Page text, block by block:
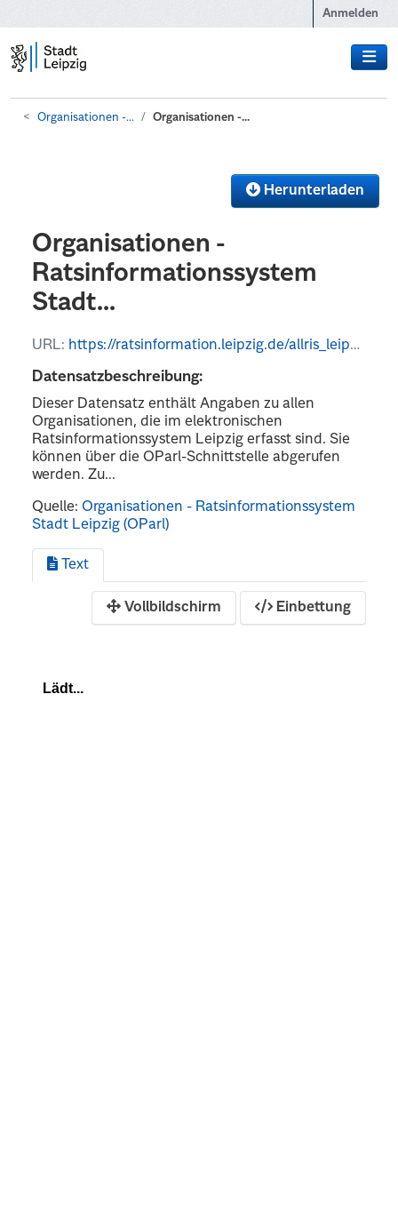
Anmelden
Organisationen -... Organisationen -...
Herunterladen
Organisationen -
Ratsinformationssystem
Stadt...
URL: https://ratsinformation.leipzig.de/allris_leipzig_public/oparl/organizations
Datensatzbeschreibung:
Dieser Datensatz enthält Angaben zu allen
Organisationen, die im elektronischen
Ratsinformationssystem Leipzig erfasst sind. Sie
können über die OParl-Schnittstelle abgerufen
werden. Zu...
Quelle:Organisationen - Ratsinformationssystem
Stadt Leipzig (OParl)
Text
Vollbildschirm Einbettung